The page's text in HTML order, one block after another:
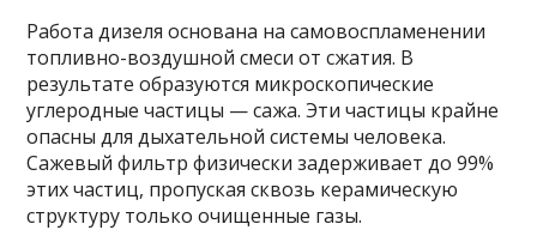
Работа дизеля основана на самовоспламенении
топливно-воздушной смеси от сжатия. В
результате образуются микроскопические
углеродные частицы — сажа. Эти частицы крайне
опасны для дыхательной системы человека.
Сажевый фильтр физически задерживает до 99%
этих частиц, пропуская сквозь керамическую
структуру только очищенные газы.